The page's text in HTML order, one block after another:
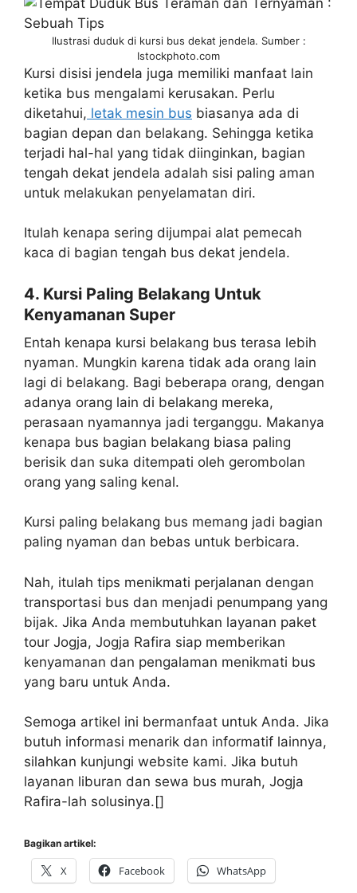
Ilustrasi duduk di kursi bus dekat jendela. Sumber :
Istockphoto.com
Kursi disisi jendela juga memiliki manfaat lain
ketika bus mengalami kerusakan. Perlu
diketahui, letak mesin bus biasanya ada di
bagian depan dan belakang. Sehingga ketika
terjadi hal-hal yang tidak diinginkan, bagian
tengah dekat jendela adalah sisi paling aman
untuk melakukan penyelamatan diri.
Itulah kenapa sering dijumpai alat pemecah
kaca di bagian tengah bus dekat jendela.
4. Kursi Paling Belakang Untuk
Kenyamanan Super
Entah kenapa kursi belakang bus terasa lebih
nyaman. Mungkin karena tidak ada orang lain
lagi di belakang. Bagi beberapa orang, dengan
adanya orang lain di belakang mereka,
perasaan nyamannya jadi terganggu. Makanya
kenapa bus bagian belakang biasa paling
berisik dan suka ditempati oleh gerombolan
orang yang saling kenal.
Kursi paling belakang bus memang jadi bagian
paling nyaman dan bebas untuk berbicara.
Nah, itulah tips menikmati perjalanan dengan
transportasi bus dan menjadi penumpang yang
bijak. Jika Anda membutuhkan layanan paket
tour Jogja, Jogja Rafira siap memberikan
kenyamanan dan pengalaman menikmati bus
yang baru untuk Anda.
Semoga artikel ini bermanfaat untuk Anda. Jika
butuh informasi menarik dan informatif lainnya,
silahkan kunjungi website kami. Jika butuh
layanan liburan dan sewa bus murah, Jogja
Rafira-lah solusinya.[]
Bagikan artikel:
X Facebook WhatsApp